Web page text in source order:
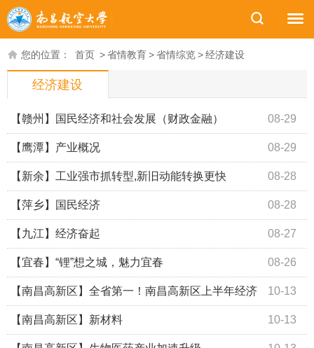
您的位置： 首页 >省情教育>省情综览>经济建设
经济建设
08-29
【赣州】国民经济和社会发展（财政金融）
08-29
【鹰潭】产业概况
08-28
【新余】工业强市抓转型,新旧动能转换更快
08-28
【萍乡】国民经济
08-27
【九江】经济奋起
08-26
【宜春】“锂”想之城，魅力宜春
10-13
【南昌高新区】全省第一！南昌高新区上半年经济
运行持续领跑！ 10-13
【南昌高新区】新材料